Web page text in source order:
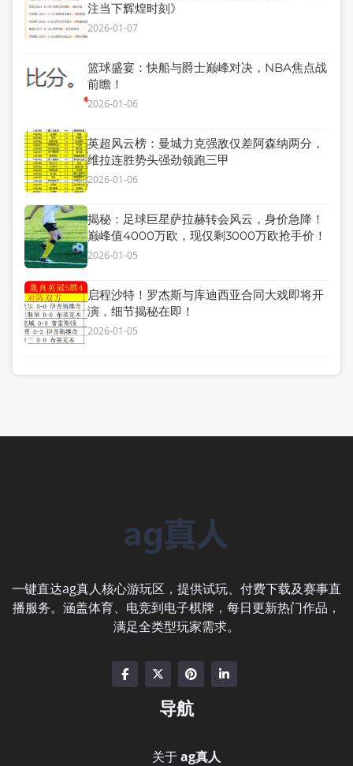
注当下辉煌时刻》
2026-01-07
篮球盛宴：快船与爵士巅峰对决，NBA焦点战
前瞻！
2026-01-06
英超风云榜：曼城力克强敌仅差阿森纳两分，
维拉连胜势头强劲领跑三甲
2026-01-06
揭秘：足球巨星萨拉赫转会风云，身价急降！
巅峰值4000万欧，现仅剩3000万欧抢手价！
2026-01-05
启程沙特！罗杰斯与库迪西亚合同大戏即将开
演，细节揭秘在即！
2026-01-05
一键直达ag真人核心游玩区，提供试玩、付费下载及赛事直
播服务。涵盖体育、电竞到电子棋牌，每日更新热门作品，
满足全类型玩家需求。
导航
关于ag真人